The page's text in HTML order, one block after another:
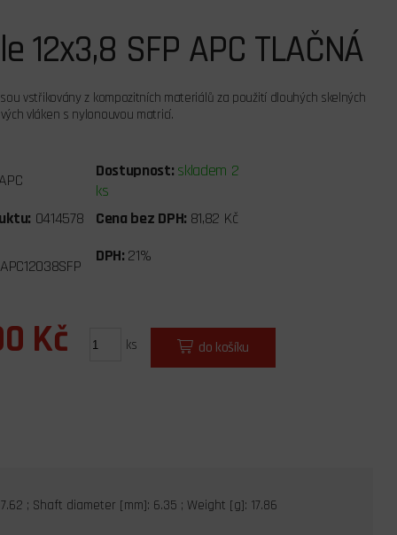
12x3,8 SFP APC TLAČNÁ
vstřikovány z kompozitních materiálů za použití dlouhých skelných
vláken s nylonouvou matricí.
Dostupnost: skladem 2
ks
0414578 Cena bez DPH: 81,82 Kč
DPH: 21%
Kč ks do košíku
; Shaft diameter [mm]: 6.35 ; Weight [g]: 17.86